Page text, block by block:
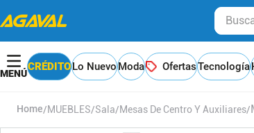
Busca,
CRÉDITOLo NuevoModa OfertasTecnología
MUEBLES Sala Mesas De Centro Y Auxiliares